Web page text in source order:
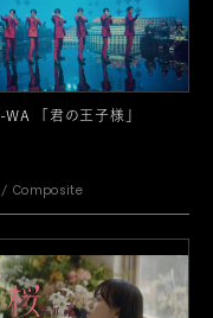
WA 「君の王子様」
Composite